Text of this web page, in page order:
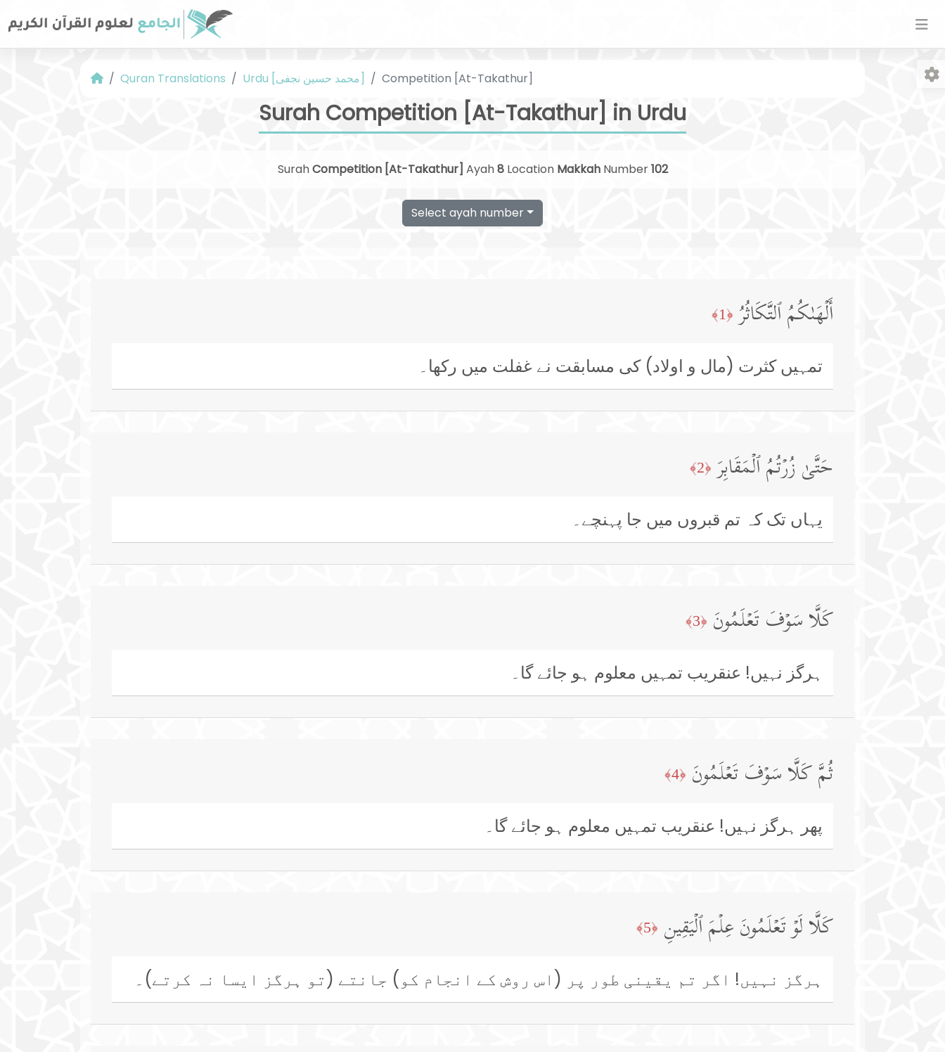
Quran Translations Urdu [محمد حسین نجفی] Competition [At-Takathur]
Surah Competition [At-Takathur] in Urdu
Surah Competition [At-Takathur] Ayah8Location MakkahNumber102
Select ayah number
أَلۡهَىٰكُمُ ٱلتَّكَاثُرُ ﴿1﴾
تمہیں کثرت (مال و اولاد) کی مسابقت نے غفلت میں رکھا۔
حَتَّىٰ زُرۡتُمُ ٱلۡمَقَابِرَ ﴿2﴾
یہاں تک کہ تم قبروں میں جا پہنچے۔
كَلَّا سَوۡفَ تَعۡلَمُونَ ﴿3﴾
ہرگز نہیں! عنقریب تمہیں معلوم ہو جائے گا۔
ثُمَّ كَلَّا سَوۡفَ تَعۡلَمُونَ ﴿4﴾
پھر ہرگز نہیں! عنقریب تمہیں معلوم ہو جائے گا۔
كَلَّا لَوۡ تَعۡلَمُونَ عِلۡمَ ٱلۡیَقِینِ ﴿5﴾
ہرگز نہیں! اگر تم یقینی طور پر (اس روش کے انجام کو) جانتے (تو ہرگز ایسا نہ کرتے)۔